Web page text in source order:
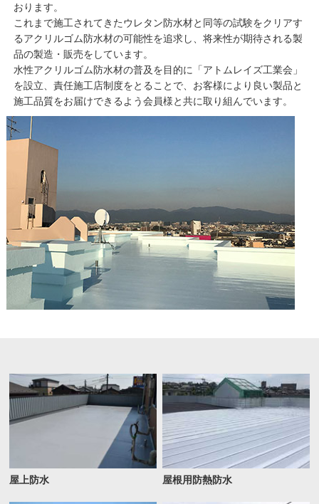
おります。
これまで施工されてきたウレタン防水材と同等の試験をクリアす
るアクリルゴム防水材の可能性を追求し、将来性が期待される製
品の製造・販売をしています。
水性アクリルゴム防水材の普及を目的に「アトムレイズ工業会」
を設立、責任施工店制度をとることで、お客様により良い製品と
施工品質をお届けできるよう会員様と共に取り組んでいます。
屋上防水 屋根用防熱防水